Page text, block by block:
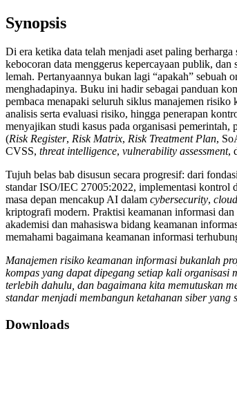
Synopsis
Di era ketika data telah menjadi aset paling berharga
kebocoran data menggerus kepercayaan publik,
lemah. Pertanyaannya bukan lagi “apakah” sebuah
menghadapinya. Buku ini hadir sebagai panduan
pembaca menapaki seluruh siklus manajemen
analisis serta evaluasi risiko, hingga penerapan
menyajikan studi kasus pada organisasi
(Risk Register, Risk Matrix, Risk Treatment Plan,
CVSS, threat intelligence, vulnerability assessment,
Tujuh belas bab disusun secara progresif: dari
standar ISO/IEC 27005:2022, implementasi kontrol
masa depan mencakup AI dalam cybersecurity,
kriptografi modern. Praktisi keamanan informasi
akademisi dan mahasiswa bidang keamanan
memahami bagaimana keamanan informasi
Manajemen risiko keamanan informasi bukanlah
kompas yang dapat dipegang setiap kali
terlebih dahulu, dan bagaimana kita memutuskan
standar menjadi membangun ketahanan siber yang
Downloads